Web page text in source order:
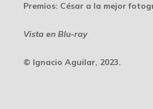
Premios: César a la mejor
Vista en Blu-ray
© Ignacio Aguilar, 2023.